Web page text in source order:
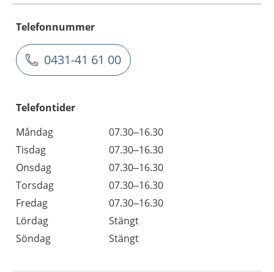
Telefonnummer
0431-41 61 00
Telefontider
Måndag
07.30–16.30
Tisdag
07.30–16.30
Onsdag
07.30–16.30
Torsdag
07.30–16.30
Fredag
07.30–16.30
Lördag
Stängt
Söndag
Stängt